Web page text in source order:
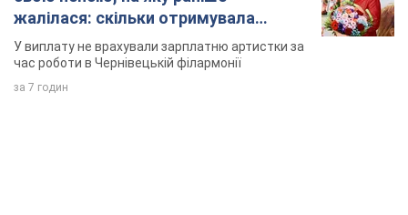
жалілася: скільки отримувала
співачка
У виплату не врахували зарплатню артистки за
час роботи в Чернівецькій філармонії
за 7 годин